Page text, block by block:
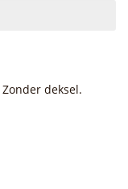
deksel.